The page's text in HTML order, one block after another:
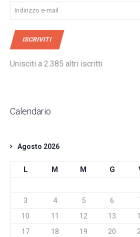
Indirizzo
e-
ISCRIVITI
Unisciti a 2.385 altri iscritti
Calendario
Agosto 2026
L M M G
3
4 5 6
10
11 12 13
17
18 19 20